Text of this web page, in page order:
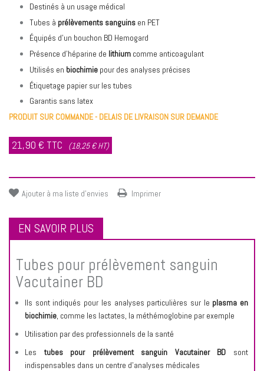
Destinés à un usage médical
Tubes à prélèvements sanguins en PET
Équipés d’un bouchon BD Hemogard
Présence d’héparine de lithium comme anticoagulant
Utilisés en biochimie pour des analyses précises
Étiquetage papier sur les tubes
Garantis sans latex
PRODUIT SUR COMMANDE - DELAIS DE LIVRAISON SUR DEMANDE
21,90 € TTC (18,25 € HT)
Ajouter à ma liste d'envies Imprimer
EN SAVOIR PLUS
Tubes pour prélèvement sanguin
Vacutainer BD
Ils sont indiqués pour les analyses particulières sur le plasma en
biochimie, comme les lactates, la méthémoglobine par exemple
Utilisation par des professionnels de la santé
Lestubes pour prélèvement sanguin Vacutainer BD sont
indispensables dans un centre d’analyses médicales